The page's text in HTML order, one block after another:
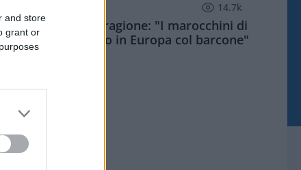
and store
grant or
14.7k
Meloni aveva ragione: "I marocchini di
Ceuta sbarcano in Europa col barcone"